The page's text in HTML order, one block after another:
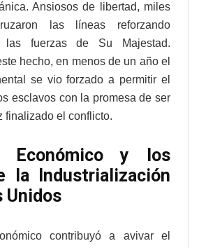
Ansiosos de libertad, miles
las líneas reforzando
las fuerzas de Su Majestad.
hecho, en menos de un año el
se vio forzado a permitir el
esclavos con la promesa de ser
finalizado el conflicto.
Económico y los
la Industrialización
Unidos
contribuyó a avivar el